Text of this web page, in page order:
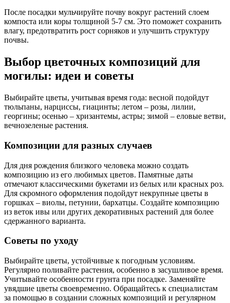
После посадки мульчируйте почву вокруг растений слоем
компоста или коры толщиной 5-7 см. Это поможет сохранить
влагу, предотвратить рост сорняков и улучшить структуру
почвы.
Выбор цветочных композиций для
могилы: идеи и советы
Выбирайте цветы, учитывая время года: весной подойдут
тюльпаны, нарциссы, гиацинты; летом – розы, лилии,
георгины; осенью – хризантемы, астры; зимой – еловые ветви,
вечнозеленые растения.
Композиции для разных случаев
Для дня рождения близкого человека можно создать
композицию из его любимых цветов. Памятные даты
отмечают классическими букетами из белых или красных роз.
Для скромного оформления подойдут некрупные цветы в
горшках – виолы, петунии, бархатцы. Создайте композицию
из веток ивы или других декоративных растений для более
сдержанного варианта.
Советы по уходу
Выбирайте цветы, устойчивые к погодным условиям.
Регулярно поливайте растения, особенно в засушливое время.
Учитывайте особенности грунта при посадке. Заменяйте
увядшие цветы своевременно. Обращайтесь к специалистам
за помощью в создании сложных композиций и регулярном